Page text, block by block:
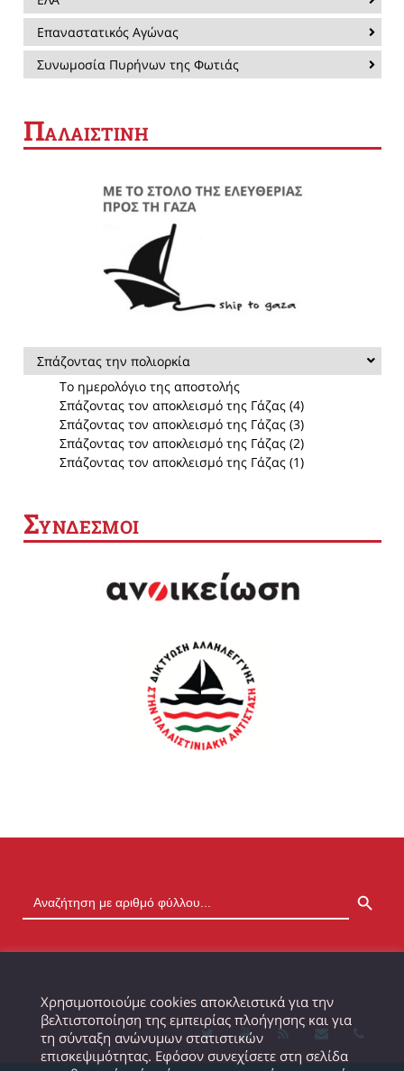
Επαναστατικός Αγώνας
Συνωμοσία Πυρήνων της Φωτιάς
ΠΑΛΑΙΣΤΙΝΗ
Σπάζοντας την πολιορκία
Το ημερολόγιο της αποστολής
Σπάζοντας τον αποκλεισμό της Γάζας (4)
Σπάζοντας τον αποκλεισμό της Γάζας (3)
Σπάζοντας τον αποκλεισμό της Γάζας (2)
Σπάζοντας τον αποκλεισμό της Γάζας (1)
ΣΥΝΔΕΣΜΟΙ
Χρησιμοποιούμε cookies αποκλειστικά για την
βελτιστοποίηση της εμπειρίας πλοήγησης και για
τη σύνταξη ανώνυμων στατιστικών
επισκεψιμότητας. Εφόσον συνεχίσετε στη σελίδα